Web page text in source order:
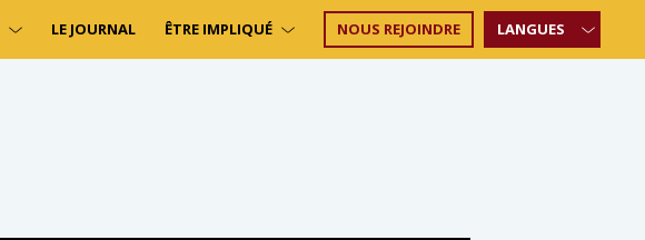
LE JOURNAL ÊTRE IMPLIQUÉ NOUS REJOINDRE LANGUES